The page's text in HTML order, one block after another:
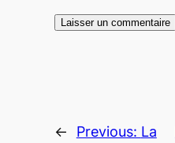
← Previous: La